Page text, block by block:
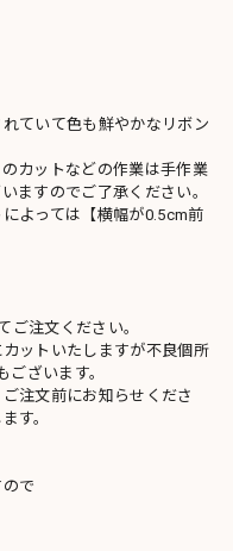
ていて色も鮮やかなリボン
カットなどの作業は手作業
ますのでご了承ください。
よっては【横幅が0.5cm前
ご注文ください。
ットいたしますが不良個所
ざいます。
注文前にお知らせくださ
す。
で